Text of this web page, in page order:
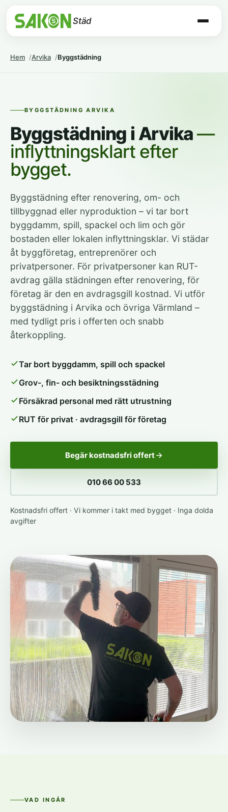
Städ
Hem Arvika Byggstädning
BYGGSTÄDNING ARVIKA
Byggstädning i Arvika—
inflyttningsklart efter
bygget.
Byggstädning efter renovering, om- och
tillbyggnad eller nyproduktion – vi tar bort
byggdamm, spill, spackel och lim och gör
bostaden eller lokalen inflyttningsklar. Vi städar
åt byggföretag, entreprenörer och
privatpersoner. För privatpersoner kan RUT-
avdrag gälla städningen efter renovering, för
företag är den en avdragsgill kostnad. Vi utför
byggstädning i Arvika och övriga Värmland –
med tydligt pris i offerten och snabb
återkoppling.
Tar bort byggdamm, spill och spackel
Grov-, fin- och besiktningsstädning
Försäkrad personal med rätt utrustning
RUT för privat · avdragsgill för företag
Begär kostnadsfri offert
010 66 00 533
Kostnadsfri offert · Vi kommer i takt med bygget · Inga dolda
avgifter
VAD INGÅR